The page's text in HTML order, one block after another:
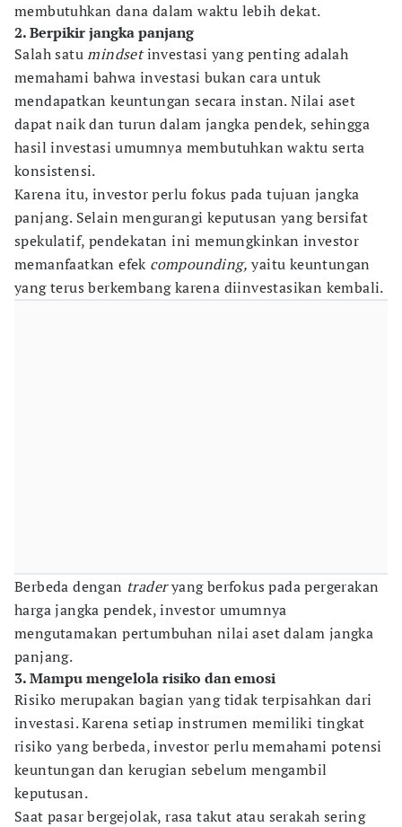
membutuhkan dana dalam waktu lebih dekat.
2. Berpikir jangka panjang
Salah satumindsetinvestasi yang penting adalah
memahami bahwa investasi bukan cara untuk
mendapatkan keuntungan secara instan. Nilai aset
dapat naik dan turun dalam jangka pendek, sehingga
hasil investasi umumnya membutuhkan waktu serta
konsistensi.
Karena itu, investor perlu fokus pada tujuan jangka
panjang. Selain mengurangi keputusan yang bersifat
spekulatif, pendekatan ini memungkinkan investor
memanfaatkan efek compounding, yaitu keuntungan
yang terus berkembang karena diinvestasikan kembali.
Berbeda dengan traderyang berfokus pada pergerakan
harga jangka pendek, investor umumnya
mengutamakan pertumbuhan nilai aset dalam jangka
panjang.
3. Mampu mengelola risiko dan emosi
Risiko merupakan bagian yang tidak terpisahkan dari
investasi. Karena setiap instrumen memiliki tingkat
risiko yang berbeda, investor perlu memahami potensi
keuntungan dan kerugian sebelum mengambil
keputusan.
Saat pasar bergejolak, rasa takut atau serakah sering